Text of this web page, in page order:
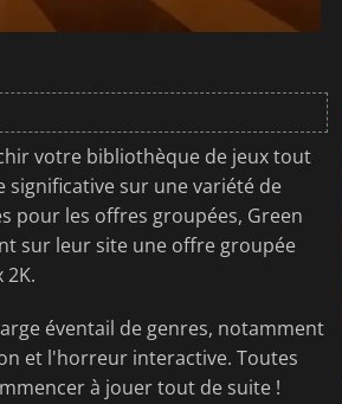
votre bibliothèque de jeux tout
sur une variété de
pour les offres groupées, Green
sur leur site une offre groupée
éventail de genres, notamment
et l'horreur interactive. Toutes
à jouer tout de suite !